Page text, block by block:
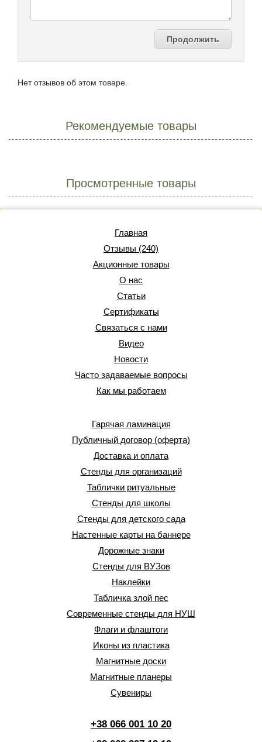
Продолжить
Нет отзывов об этом товаре.
Рекомендуемые товары
Просмотренные товары
Главная
Отзывы (240)
Акционные товары
О нас
Статьи
Сертификаты
Связаться с нами
Видео
Новости
Часто задаваемые вопросы
Как мы работаем
Гарячая ламинация
Публичный договор (оферта)
Доставка и оплата
Стенды для организаций
Таблички ритуальные
Стенды для школы
Стенды для детского сада
Настенные карты на баннере
Дорожные знаки
Стенды для ВУЗов
Наклейки
Табличка злой пес
Современные стенды для НУШ
Флаги и флаштоги
Иконы из пластика
Магнитные доски
Магнитные планеры
Сувениры
+38 066 001 10 20